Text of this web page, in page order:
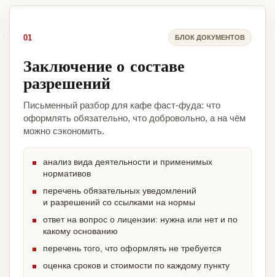
01 БЛОК ДОКУМЕНТОВ
Заключение о составе
разрешений
Письменный разбор для кафе фаст-фуда: что
оформлять обязательно, что добровольно, а на чём
можно сэкономить.
анализ вида деятельности и применимых
нормативов
перечень обязательных уведомлений
и разрешений со ссылками на нормы
ответ на вопрос о лицензии: нужна или нет и по
какому основанию
перечень того, что оформлять не требуется
оценка сроков и стоимости по каждому пункту